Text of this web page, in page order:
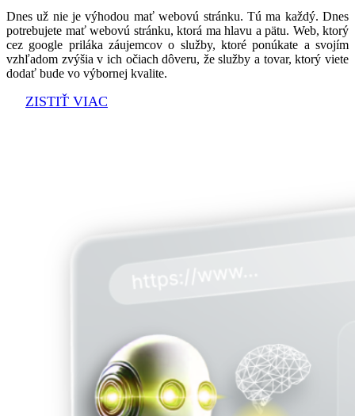
Dnes už nie je výhodou mať webovú stránku. Tú ma každý. Dnes
potrebujete mať webovú stránku, ktorá ma hlavu a pätu. Web, ktorý
cez google priláka záujemcov o služby, ktoré ponúkate a svojím
vzhľadom zvýšia v ich očiach dôveru, že služby a tovar, ktorý viete
dodať bude vo výbornej kvalite.
ZISTIŤ VIAC